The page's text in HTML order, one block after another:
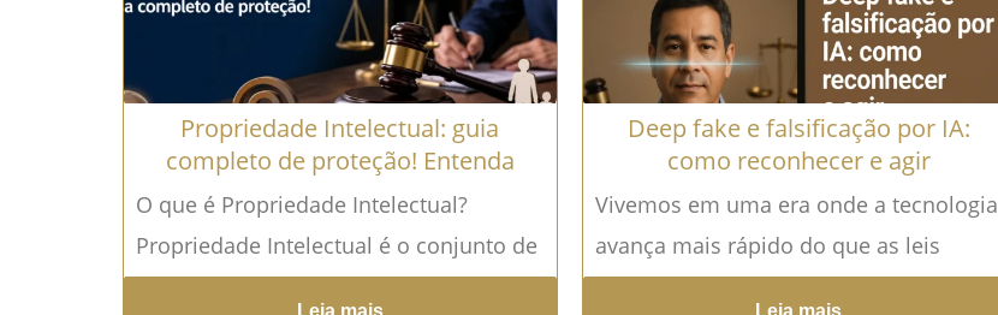
Propriedade Intelectual: guia
completo de proteção! Entenda
O que é Propriedade Intelectual?
Propriedade Intelectual é o conjunto de
direitos destinados a proteger criações
Leia mais
Deep fake e falsificação por IA:
como reconhecer e agir
Vivemos em uma era onde a tecnologia
avança mais rápido do que as leis
conseguem acompanhar. A deep fake e
Leia mais